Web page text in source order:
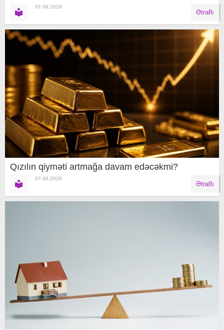
07.08.2026
Ətraflı
Qızılın qiyməti artmağa davam edəcəkmi?
07.08.2026
Ətraflı